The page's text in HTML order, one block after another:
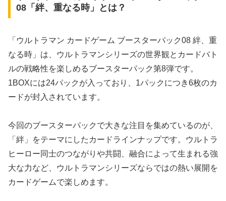
08「絆、重なる時」とは？
「ウルトラマン カードゲーム ブースターパック08 絆、重
なる時」は、ウルトラマンシリーズの世界観とカードバト
ルの戦略性を楽しめるブースターパック第8弾です。
1BOXには24パックが入っており、1パックにつき6枚のカ
ードが封入されています。
今回のブースターパックで大きな注目を集めているのが、
「絆」をテーマにしたカードラインナップです。ウルトラ
ヒーロー同士のつながりや共闘、融合によって生まれる強
大な力など、ウルトラマンシリーズならではの熱い展開を
カードゲームで楽しめます。